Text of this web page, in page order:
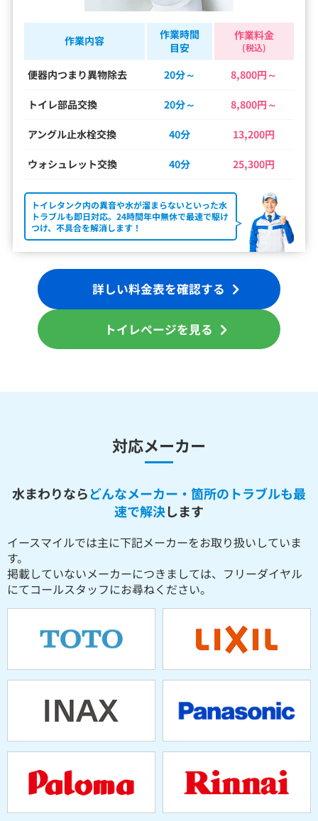
作業内容
作業時間
目安
作業料金
(税込)
便器内つまり異物除去 20分～ 8,800円～
トイレ部品交換 20分～ 8,800円～
アングル止水栓交換 40分 13,200円
ウォシュレット交換 40分 25,300円
トイレタンク内の異音や水が溜まらないといった水
トラブルも即日対応。24時間年中無休で最速で駆け
つけ、不具合を解消します！
詳しい料金表を確認する
トイレページを見る
対応メーカー
水まわりならどんなメーカー・箇所のトラブルも最
速で解決します
イースマイルでは主に下記メーカーをお取り扱いしていま
す。
掲載していないメーカーにつきましては、フリーダイヤル
にてコールスタッフにお尋ねください。